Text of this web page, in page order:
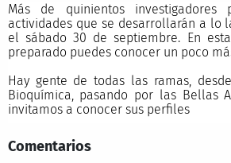
Más de quinientos investigadores
actividades que se desarrollarán a lo
el sábado 30 de septiembre. En esta
preparado puedes conocer un poco
Hay gente de todas las ramas,
Bioquímica, pasando por las Bellas
invitamos a conocer sus perfiles
Comentarios